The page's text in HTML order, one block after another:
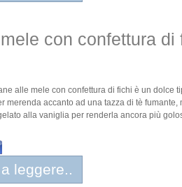
con confettura di
alle mele con confettura di fichi è un dolce
merenda accanto ad una tazza di tè
alla vaniglia per renderla ancora più
leggere..